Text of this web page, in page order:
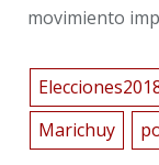
movimiento
Marichuy